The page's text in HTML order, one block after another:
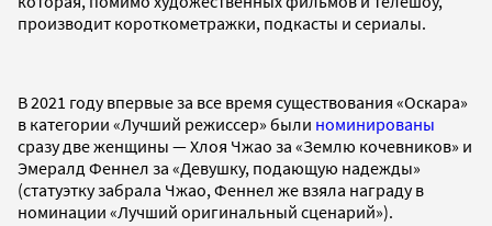
производит короткометражки, подкасты и сериалы.
В 2021 году впервые за все время существования «Оскара»
в категории «Лучший режиссер» были номинированы
сразу две женщины — Хлоя Чжао за «Землю кочевников» и
Эмералд Феннел за «Девушку, подающую надежды»
(статуэтку забрала Чжао, Феннел же взяла награду в
номинации «Лучший оригинальный сценарий»).